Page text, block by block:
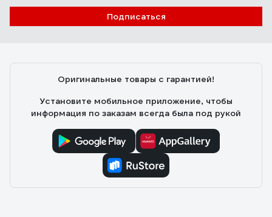
Подписаться
Оригинальные товары с гарантией!
Установите мобильное приложение, чтобы
информация по заказам всегда была под рукой